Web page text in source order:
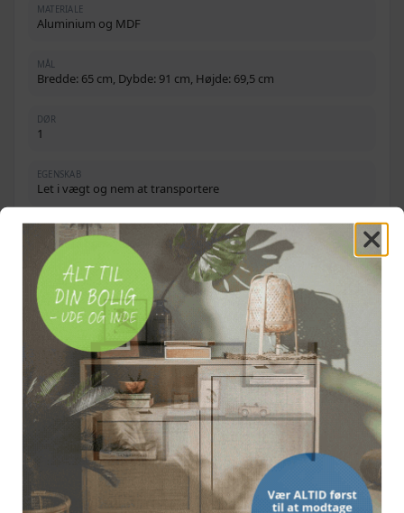
MATERIALE
Aluminium og MDF
MÅL
Bredde: 65 cm, Dybde: 91 cm, Højde: 69,5 cm
DØR
1
EGENSKAB
Let i vægt og nem at transportere
PLACERING
Egnet til bagagerummet
DETALJE
Hjørneforbindelser i plastik
MONTERING
Nem at samle
OFTE STILLEDE SPØRGSMÅL
Passer buret i min bil?
Er buret egnet til store hunde?